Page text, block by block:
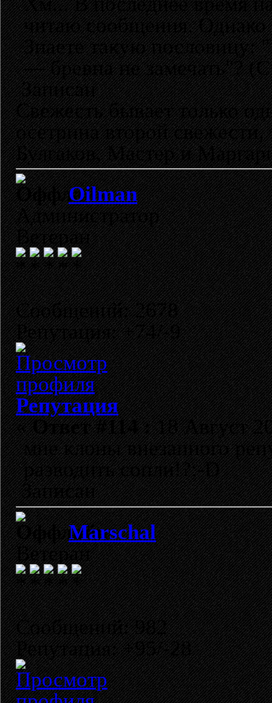
читаю сообщения. Однако
Знаете такую пословицу:
— бревна не замечать"?
Записан
Свежесть бывает только
осетрина второй
Булгаков, Мастер и
Oilman
Администратор
Ветеран
Сообщений: 2678
Репутация: +74/-9
Репутация
«Ответ #114 :18 Август
мне клоны внезапного
разводить сопли!?:-D
Записан
Marschal
Ветеран
Сообщений: 982
Репутация: +95/-28